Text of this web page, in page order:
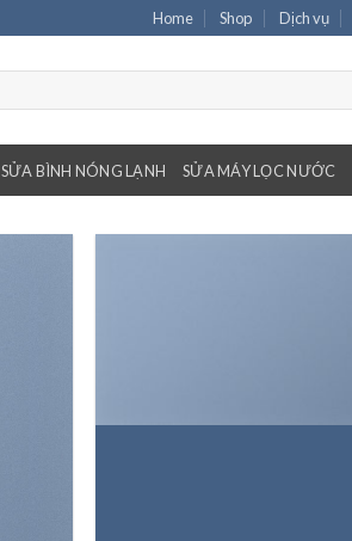
Home Shop Dịch vụ
SỬA BÌNH NÓNG LẠNH SỬA MÁY LỌC NƯỚC